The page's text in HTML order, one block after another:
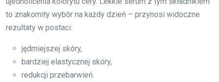
to znakomity wybór na każdy dzień – przynosi widoczne
rezultaty w postaci:
jędrniejszej skóry,
bardziej elastycznej skóry,
redukcji przebarwień.